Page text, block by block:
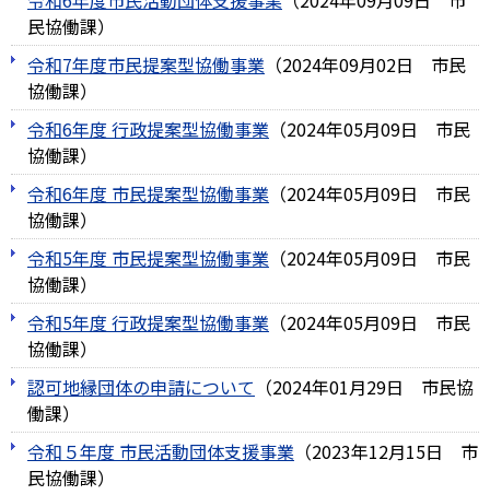
民協働課）
令和7年度市民提案型協働事業 （2024年09月02日
市民
協働課）
令和6年度 行政提案型協働事業 （2024年05月09日
市民
協働課）
令和6年度 市民提案型協働事業 （2024年05月09日
市民
協働課）
令和5年度 市民提案型協働事業 （2024年05月09日
市民
協働課）
令和5年度 行政提案型協働事業 （2024年05月09日
市民
協働課）
認可地縁団体の申請について （2024年01月29日
市民協
働課）
令和５年度 市民活動団体支援事業 （2023年12月15日
市
民協働課）